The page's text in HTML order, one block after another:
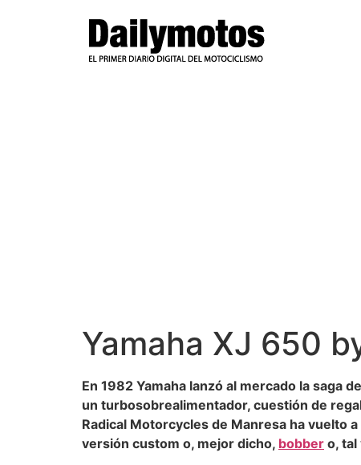
Yamaha XJ 650
En 1982 Yamaha lanzó al mercado la saga
un turbosobrealimentador, cuestión de
Radical Motorcycles de Manresa ha vuelto
versión custom o, mejor dicho, bobber o, tal